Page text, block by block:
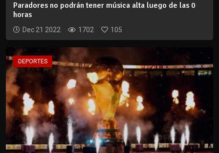
Paradores no podrán tener música alta luego de las 0
horas
Dec 21 2022 1702 105
DEPORTES